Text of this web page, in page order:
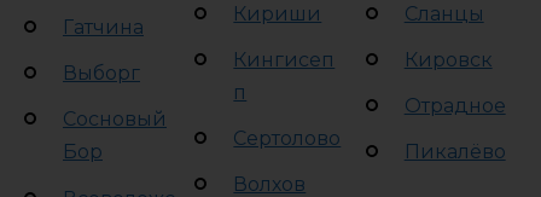
Гатчина
Выборг
Сосновый
Бор
Кириши
Кингисеп
п
Сертолово
Волхов
Сланцы
Кировск
Отрадное
Пикалёво